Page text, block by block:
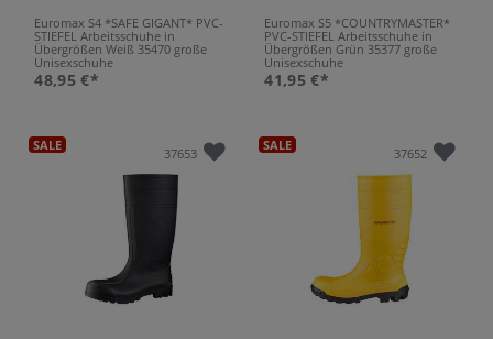
Euromax S4 *SAFE GIGANT* PVC-
STIEFEL Arbeitsschuhe in
Übergrößen Weiß 35470 große
Unisexschuhe
48,95 €*
Euromax S5 *COUNTRYMASTER*
PVC-STIEFEL Arbeitsschuhe in
Übergrößen Grün 35377 große
Unisexschuhe
41,95 €*
SALE 37653 SALE 37652